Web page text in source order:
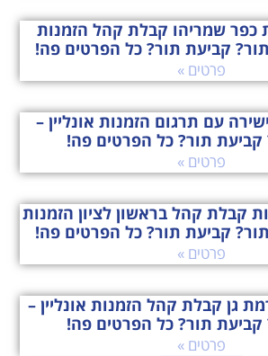
כפר שמריהו קבלת קהל הזמנות
תור? קביעת תור? כל הפרטים פה!
פרטים »
ישירה עם תרגום הזמנות אונליין –
קביעת תור? כל הפרטים פה!
פרטים »
קבלת קהל בראשון לציון הזמנות
תור? קביעת תור? כל הפרטים פה!
פרטים »
גן קבלת קהל הזמנות אונליין –
קביעת תור? כל הפרטים פה!
פרטים »